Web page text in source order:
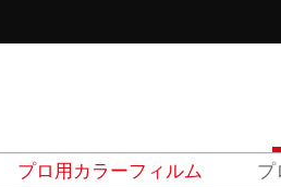
プ
プロ用カラーフィルム